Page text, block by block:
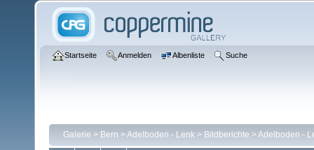
Startseite Anmelden Albenliste Suche
Galerie > Bern >Adelboden - Lenk > Bildberichte >Adelboden -